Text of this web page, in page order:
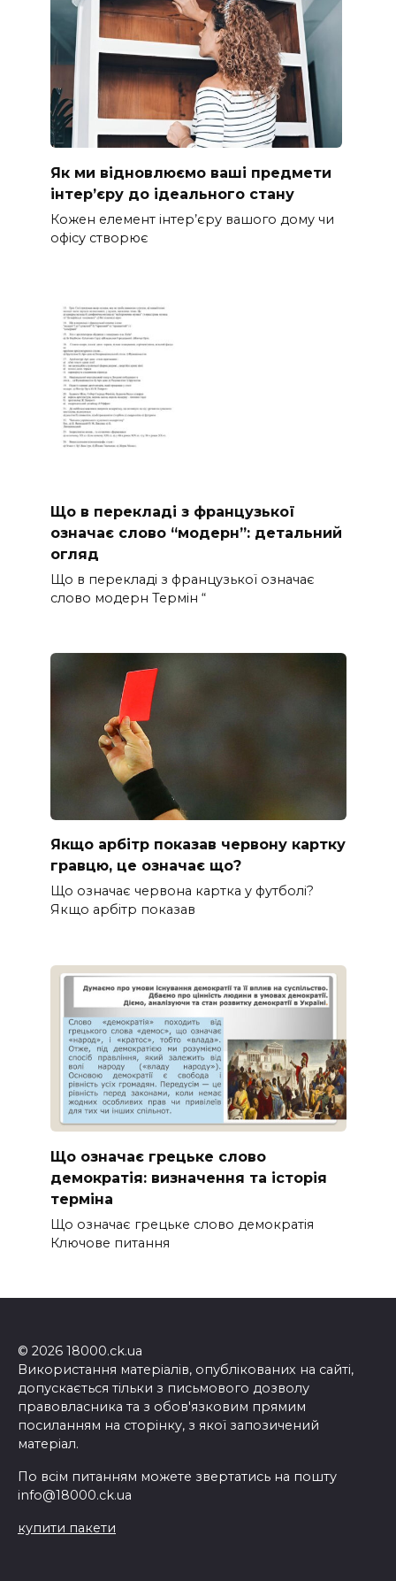
Як ми відновлюємо ваші предмети
інтер’єру до ідеального стану
Кожен елемент інтер’єру вашого дому чи
офісу створює
Що в перекладі з французької
означає слово “модерн”: детальний
огляд
Що в перекладі з французької означає
слово модерн Термін “
Якщо арбітр показав червону картку
гравцю, це означає що?
Що означає червона картка у футболі?
Якщо арбітр показав
Що означає грецьке слово
демократія: визначення та історія
терміна
Що означає грецьке слово демократія
Ключове питання
© 2026 18000.ck.ua
Використання матеріалів, опублікованих на сайті,
допускається тільки з письмового дозволу
правовласника та з обов'язковим прямим
посиланням на сторінку, з якої запозичений
матеріал.
По всім питанням можете звертатись на пошту
info@18000.ck.ua
купити пакети